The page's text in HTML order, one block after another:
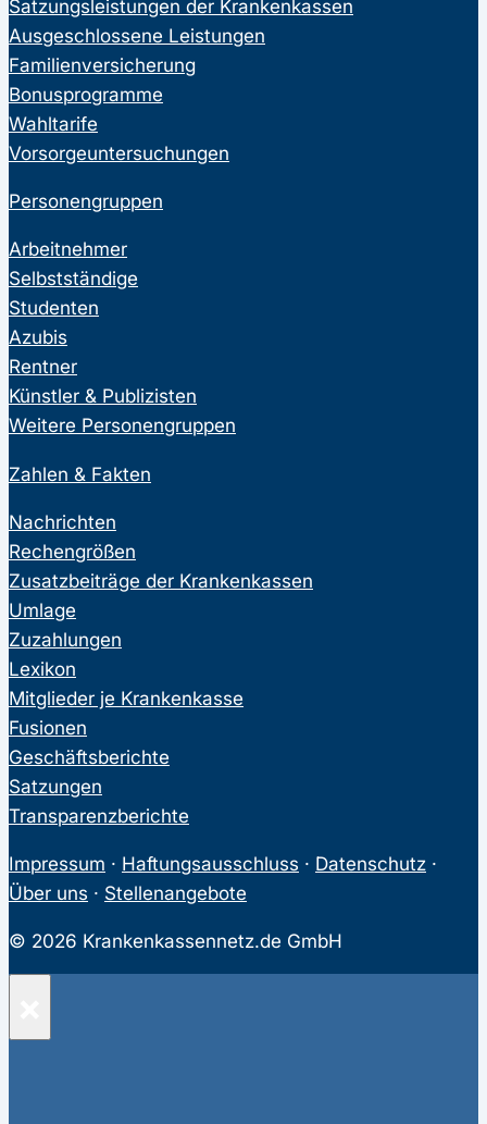
Satzungsleistungen der Krankenkassen
Ausgeschlossene Leistungen
Familienversicherung
Bonusprogramme
Wahltarife
Vorsorgeuntersuchungen
Personengruppen
Arbeitnehmer
Selbstständige
Studenten
Azubis
Rentner
Künstler & Publizisten
Weitere Personengruppen
Zahlen & Fakten
Nachrichten
Rechengrößen
Zusatzbeiträge der Krankenkassen
Umlage
Zuzahlungen
Lexikon
Mitglieder je Krankenkasse
Fusionen
Geschäftsberichte
Satzungen
Transparenzberichte
Impressum · Haftungsausschluss · Datenschutz ·
Über uns · Stellenangebote
© 2026 Krankenkassennetz.de GmbH